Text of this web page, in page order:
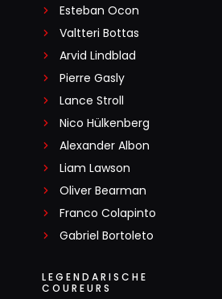
Esteban Ocon
Valtteri Bottas
Arvid Lindblad
Pierre Gasly
Lance Stroll
Nico Hülkenberg
Alexander Albon
Liam Lawson
Oliver Bearman
Franco Colapinto
Gabriel Bortoleto
LEGENDARISCHE
COUREURS